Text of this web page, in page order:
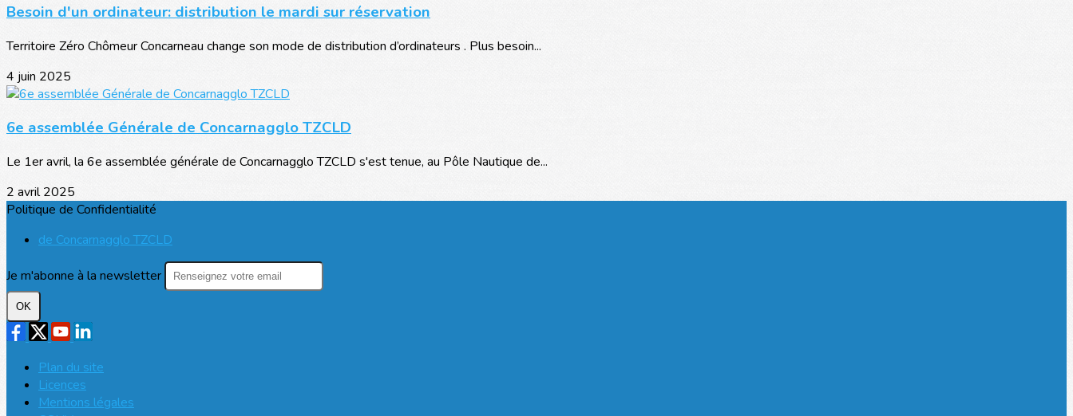
Besoin d'un ordinateur: distribution le mardi sur réservation
Territoire Zéro Chômeur Concarneau change son mode de distribution d’ordinateurs . Plus besoin...
4 juin 2025
6e assemblée Générale de Concarnagglo TZCLD
Le 1er avril, la 6e assemblée générale de Concarnagglo TZCLD s'est tenue, au Pôle Nautique de...
2 avril 2025
Politique de Confidentialité
de Concarnagglo TZCLD
Je m'abonne à la newsletter
OK
Plan du site
Licences
Mentions légales